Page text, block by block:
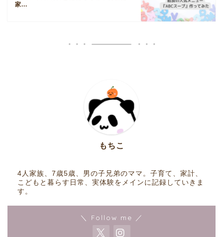
家...
もちこ
4人家族、7歳5歳、男の子兄弟のママ。子育て、家計、
こどもと暮らす日常、実体験をメインに記録していきま
す。
＼ Follow me ／